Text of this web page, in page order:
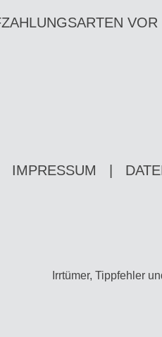
ZAHLUNGSARTEN VOR
IMPRESSUM
Irrtümer, Tippfehler